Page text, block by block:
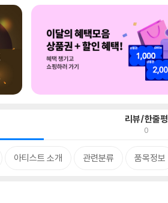
리뷰/한줄평
0
아티스트 소개 관련분류 품목정보